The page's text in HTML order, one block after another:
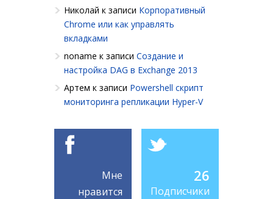
Николай к записи Корпоративный
Chrome или как управлять
вкладками
noname к записи Создание и
настройка DAG в Exchange 2013
Артем к записи Powershell cкрипт
мониторинга репликации Hyper-V
Мне
нравится
26
Подписчики